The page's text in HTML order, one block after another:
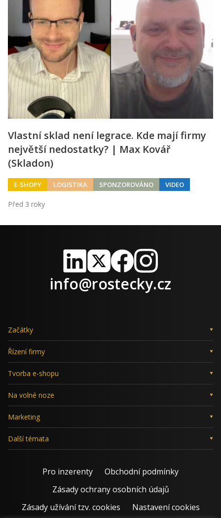
Vlastní sklad není legrace. Kde mají firmy
největší nedostatky? | Max Kovář
(Skladon)
E-SHOPY LOGISTIKA SPONZOROVÁNO VIDEO
Před 3 roky
LinkedIn
X FacebookInstagram
info@rostecky.cz
Začátky
Řízení firmy
Tvorba e-shopu
Na volné noze
Marketing
Další témata
Pro inzerenty
Obchodní podmínky
Zásady ochrany osobních údajů
Zásady užívání tzv. cookies
Nastavení cookies